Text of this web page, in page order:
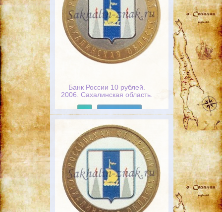
Банк России 10 рублей.
2006. Сахалинская область.